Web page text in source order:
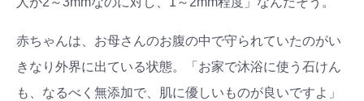
赤ちゃんは、お母さんのお腹の中で守られていたのがい
きなり外界に出ている状態。「お家で沐浴に使う石けん
も、なるべく無添加で、肌に優しいものが良いですよ」